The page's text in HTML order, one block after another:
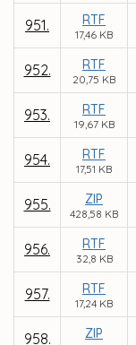
951. RTF
17,46 KB
952. RTF
20,75 KB
953. RTF
19,67 KB
954. RTF
17,51 KB
955. ZIP
428,58 KB
956. RTF
32,8 KB
957. RTF
17,24 KB
958. ZIP